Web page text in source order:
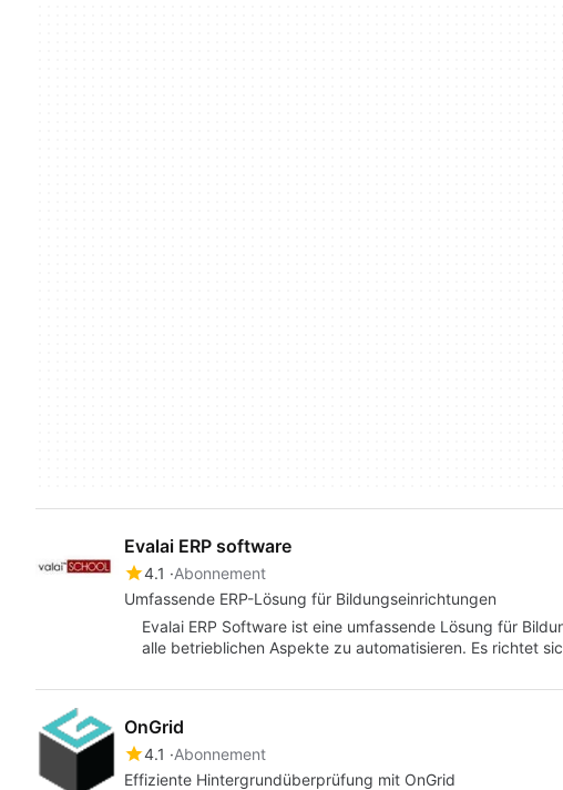
Evalai ERP software
4.1
Abonnement
Umfassende ERP-Lösung für Bildungseinrichtungen
Evalai ERP Software ist eine umfassende Lösung für
alle betrieblichen Aspekte zu automatisieren. Es richtet
OnGrid
4.1
Abonnement
Effiziente Hintergrundüberprüfung mit OnGrid